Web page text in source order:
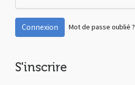
Connexion Mot de passe oublié ?
S'inscrire